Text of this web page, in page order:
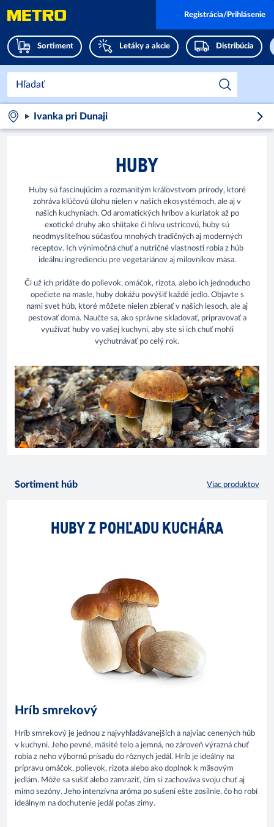
Sortiment Letáky a akcie Distribúcia
Registrácia/Prihlásenie
Ivanka pri Dunaji
HUBY
Huby sú fascinujúcim a rozmanitým kráľovstvom prírody, ktoré
zohráva kľúčovú úlohu nielen v našich ekosystémoch, ale aj v
našich kuchyniach. Od aromatických hríbov a kuriatok až po
exotické druhy ako shiitake či hlivu ustricovú, huby sú
neodmysliteľnou súčasťou mnohých tradičných aj moderných
receptov. Ich výnimočná chuť a nutričné vlastnosti robia z húb
ideálnu ingredienciu pre vegetariánov aj milovníkov mäsa.
Či už ich pridáte do polievok, omáčok, rizota, alebo ich jednoducho
opečiete na masle, huby dokážu povýšiť každé jedlo. Objavte s
nami svet húb, ktoré môžete nielen zbierať v našich lesoch, ale aj
pestovať doma. Naučte sa, ako správne skladovať, pripravovať a
využívať huby vo vašej kuchyni, aby ste si ich chuť mohli
vychutnávať po celý rok.
Sortiment húb Viac produktov
HUBY Z POHĽADU KUCHÁRA
Hríb smrekový
Hríb smrekový je jednou z najvyhľadávanejších a najviac cenených húb
v kuchyni. Jeho pevné, mäsité telo a jemná, no zároveň výrazná chuť
robia z neho výbornú prísadu do rôznych jedál. Hríb je ideálny na
prípravu omáčok, polievok, rizota alebo ako doplnok k mäsovým
jedlám. Môže sa sušiť alebo zamraziť, čím si zachováva svoju chuť aj
mimo sezóny. Jeho intenzívna aróma po sušení ešte zosilnie, čo ho robí
ideálnym na dochutenie jedál počas zimy.